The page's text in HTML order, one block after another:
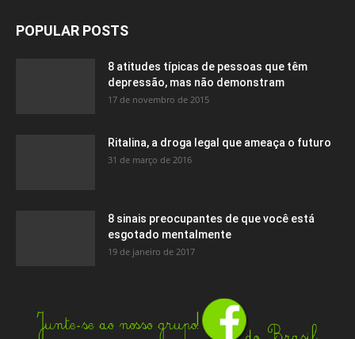
POPULAR POSTS
8 atitudes típicas de pessoas que têm
depressão, mas não demonstram
17 de novembro de 2015
Ritalina, a droga legal que ameaça o futuro
31 de março de 2016
8 sinais preocupantes de que você está
esgotado mentalmente
19 de janeiro de 2017